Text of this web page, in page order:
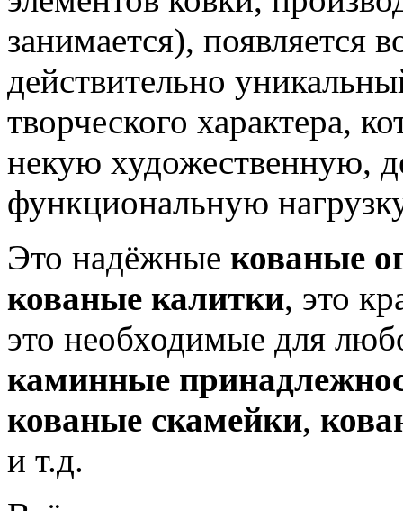
занимается), появляется
действительно
творческого характера,
некую художественную,
функциональную
Это надёжные кованые
кованые калитки, это
это необходимые для
каминные
кованые скамейки,
и т.д.